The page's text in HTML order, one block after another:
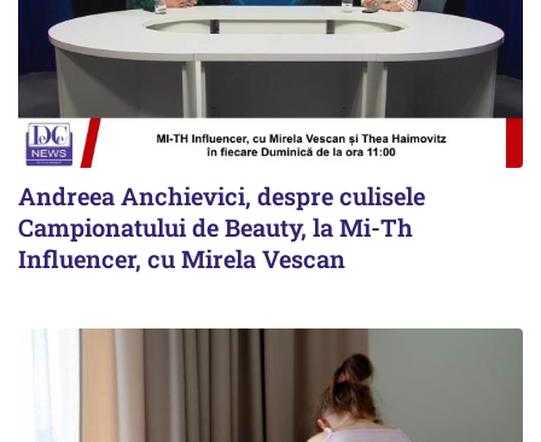
Andreea Anchievici, despre culisele
Campionatului de Beauty, la Mi-Th
Influencer, cu Mirela Vescan